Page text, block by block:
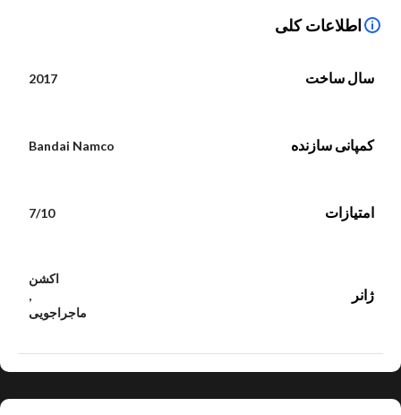
اطلاعات کلی
سال ساخت 2017
کمپانی سازنده Bandai Namco
امتیازات 7/10
ژانر
اکشن
,
ماجراجویی